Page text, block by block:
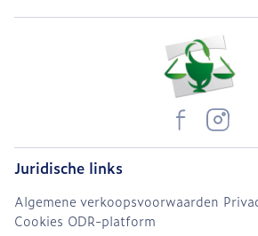
Juridische links
Algemene verkoopsvoorwaarden
Cookies ODR-platform